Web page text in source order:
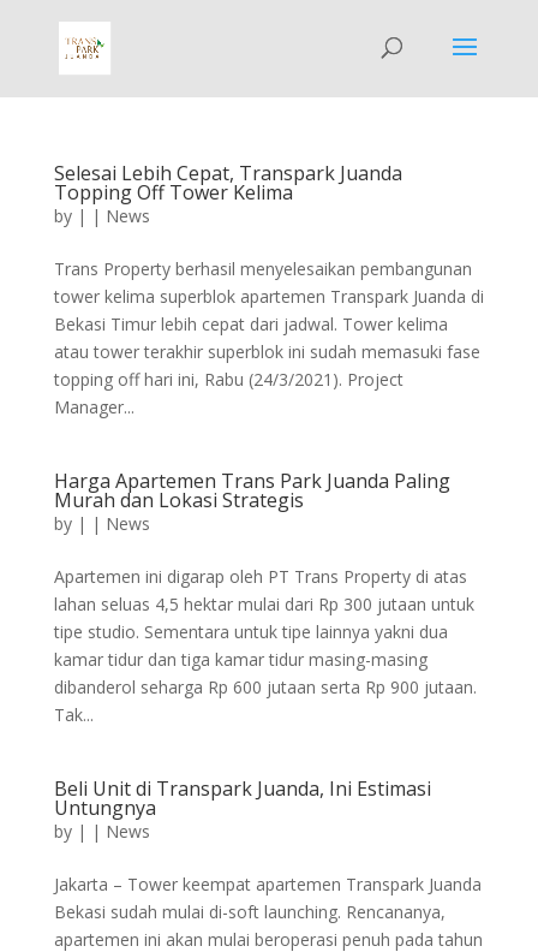
Selesai Lebih Cepat, Transpark Juanda
Topping Off Tower Kelima
by | | News
Trans Property berhasil menyelesaikan pembangunan
tower kelima superblok apartemen Transpark Juanda di
Bekasi Timur lebih cepat dari jadwal. Tower kelima
atau tower terakhir superblok ini sudah memasuki fase
topping off hari ini, Rabu (24/3/2021). Project
Manager...
Harga Apartemen Trans Park Juanda Paling
Murah dan Lokasi Strategis
by | | News
Apartemen ini digarap oleh PT Trans Property di atas
lahan seluas 4,5 hektar mulai dari Rp 300 jutaan untuk
tipe studio. Sementara untuk tipe lainnya yakni dua
kamar tidur dan tiga kamar tidur masing-masing
dibanderol seharga Rp 600 jutaan serta Rp 900 jutaan.
Tak...
Beli Unit di Transpark Juanda, Ini Estimasi
Untungnya
by | | News
Jakarta – Tower keempat apartemen Transpark Juanda
Bekasi sudah mulai di-soft launching. Rencananya,
apartemen ini akan mulai beroperasi penuh pada tahun